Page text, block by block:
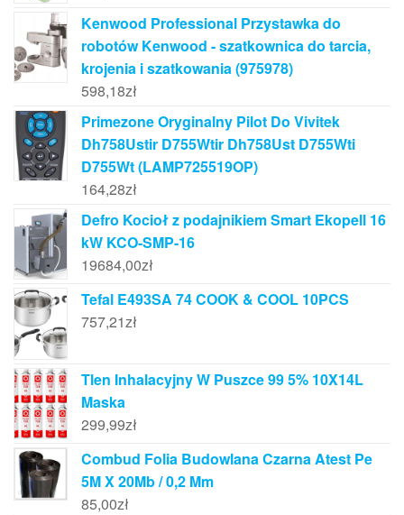
Kenwood Professional Przystawka do
robotów Kenwood - szatkownica do tarcia,
krojenia i szatkowania (975978)
598,18zł
Primezone Oryginalny Pilot Do Vivitek
Dh758Ustir D755Wtir Dh758Ust D755Wti
D755Wt (LAMP725519OP)
164,28zł
Defro Kocioł z podajnikiem Smart Ekopell 16
kW KCO-SMP-16
19684,00zł
Tefal E493SA 74 COOK & COOL 10PCS
757,21zł
Tlen Inhalacyjny W Puszce 99 5% 10X14L
Maska
299,99zł
Combud Folia Budowlana Czarna Atest Pe
5M X 20Mb / 0,2 Mm
85,00zł